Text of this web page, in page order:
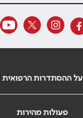
על ההסתדרות הרפואית
פעולות מהירות